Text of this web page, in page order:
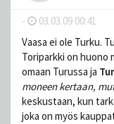
- 03.03.09 00:41
Vaasa ei ole Turku.
Toriparkki on huono
omaan Turussa ja
moneen kertaan,
keskustaan, kun
joka on myös